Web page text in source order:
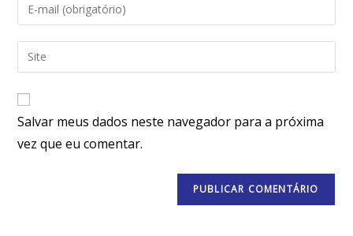
Salvar meus dados neste navegador para a próxima
vez que eu comentar.